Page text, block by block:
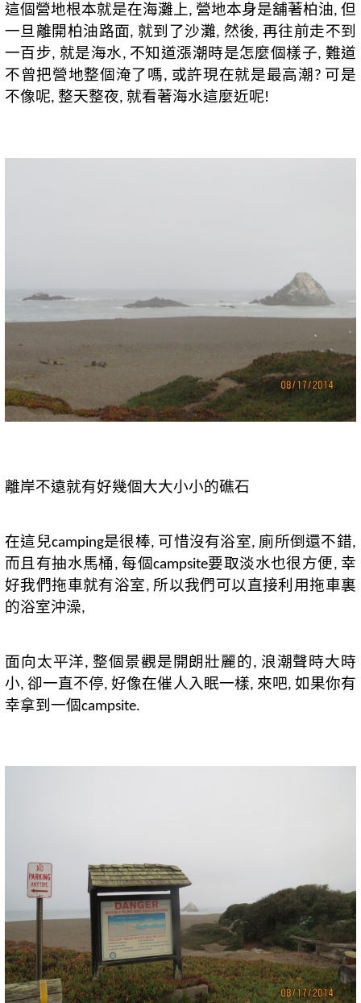
這個營地根本就是在海灘上, 營地本身是舖著柏油, 但
一旦離開柏油路面, 就到了沙灘, 然後, 再往前走不到
一百步, 就是海水, 不知道漲潮時是怎麼個樣子, 難道
不曾把營地整個淹了嗎, 或許現在就是最高潮 ? 可是
不像呢, 整天整夜, 就看著海水這麼近呢!
離岸不遠就有好幾個大大小小的礁石
在這兒camping是很棒, 可惜沒有浴室,廁所倒還不錯,
而且有抽水馬桶 ,每個campsite要取淡水也很方便, 幸
好我們拖車就有浴室,所以我們可以直接利用拖車裏
的浴室沖澡,
面向太平洋, 整個景觀是開朗壯麗的, 浪潮聲時大時
小,卻一直不停,好像在催人入眠一樣, 來吧, 如果你有
幸拿到一個campsite.